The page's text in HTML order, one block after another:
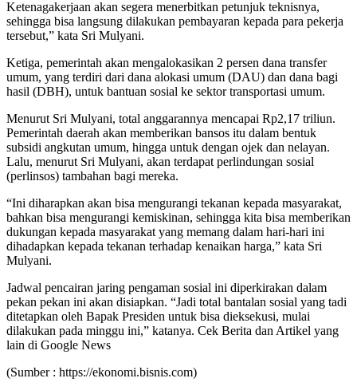
Ketenagakerjaan akan segera menerbitkan petunjuk teknisnya,
sehingga bisa langsung dilakukan pembayaran kepada para pekerja
tersebut,” kata Sri Mulyani.
Ketiga, pemerintah akan mengalokasikan 2 persen dana transfer
umum, yang terdiri dari dana alokasi umum (DAU) dan dana bagi
hasil (DBH), untuk bantuan sosial ke sektor transportasi umum.
Menurut Sri Mulyani, total anggarannya mencapai Rp2,17 triliun.
Pemerintah daerah akan memberikan bansos itu dalam bentuk
subsidi angkutan umum, hingga untuk dengan ojek dan nelayan.
Lalu, menurut Sri Mulyani, akan terdapat perlindungan sosial
(perlinsos) tambahan bagi mereka.
“Ini diharapkan akan bisa mengurangi tekanan kepada masyarakat,
bahkan bisa mengurangi kemiskinan, sehingga kita bisa memberikan
dukungan kepada masyarakat yang memang dalam hari-hari ini
dihadapkan kepada tekanan terhadap kenaikan harga,” kata Sri
Mulyani.
Jadwal pencairan jaring pengaman sosial ini diperkirakan dalam
pekan pekan ini akan disiapkan. “Jadi total bantalan sosial yang tadi
ditetapkan oleh Bapak Presiden untuk bisa dieksekusi, mulai
dilakukan pada minggu ini,” katanya. Cek Berita dan Artikel yang
lain di Google News
(Sumber : https://ekonomi.bisnis.com)